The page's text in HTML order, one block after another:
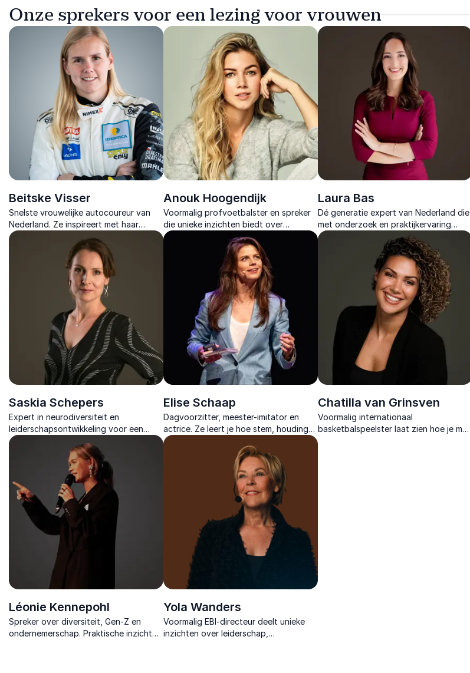
Onze sprekers voor een lezing voor vrouwen
Beitske Visser
Snelste vrouwelijke autocoureur van
Nederland. Ze inspireert met haar
unieke raceverhaal vol
doorzettingsvermogen, lef en
ondernemerschap.
Anouk Hoogendijk
Voormalig profvoetbalster en spreker
die unieke inzichten biedt over
teamwork, leiderschap en
doorzettingsvermogen.
Laura Bas
Dé generatie expert van Nederland die
met onderzoek en praktijkervaring
Generatie Z en intergenerationele
samenwerking tot leven brengt.
Saskia Schepers
Expert in neurodiversiteit en
leiderschapsontwikkeling voor een
inclusieve werkvloer.
Elise Schaap
Dagvoorzitter, meester-imitator en
actrice. Ze leert je hoe stem, houding
en imitatie bijdragen aan effectieve
communicatie en impact.
Chatilla van Grinsven
Voormalig internationaal
basketbalspeelster laat zien hoe je met
mindset, samenwerking en veerkracht
Léonie Kennepohl
Spreker over diversiteit, Gen-Z en
ondernemerschap. Praktische inzichten
Yola Wanders
Voormalig EBI-directeur deelt unieke
inzichten over leiderschap,